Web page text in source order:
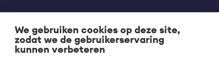
We gebruiken cookies op deze site,
zodat we de gebruikerservaring
kunnen verbeteren
Footer
Plateauwagens
Kippers
Legal
links
Bedrijfsgegevens